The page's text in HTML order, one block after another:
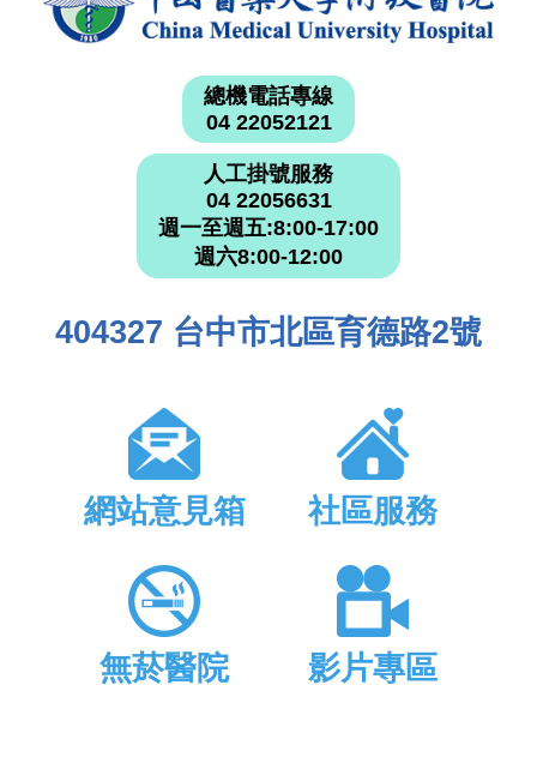
總機電話專線
04 22052121
人工掛號服務
04 22056631
週一至週五:8:00-17:00
週六8:00-12:00
404327 台中市北區育德路2號
網站意見箱 社區服務
無菸醫院 影片專區